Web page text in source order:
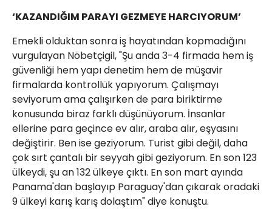
‘KAZANDIĞIM PARAYI GEZMEYE HARCIYORUM’
Emekli olduktan sonra iş hayatından kopmadığını
vurgulayan Nöbetçigil, "Şu anda 3-4 firmada hem iş
güvenliği hem yapı denetim hem de müşavir
firmalarda kontrollük yapıyorum. Çalışmayı
seviyorum ama çalışırken de para biriktirme
konusunda biraz farklı düşünüyorum. İnsanlar
ellerine para geçince ev alır, araba alır, eşyasını
değiştirir. Ben ise geziyorum. Turist gibi değil, daha
çok sırt çantalı bir seyyah gibi geziyorum. En son 123
ülkeydi, şu an 132 ülkeye çıktı. En son mart ayında
Panama'dan başlayıp Paraguay'dan çıkarak oradaki
9 ülkeyi karış karış dolaştım" diye konuştu.